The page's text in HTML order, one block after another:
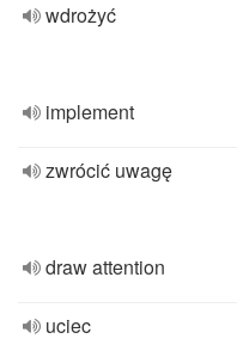
wdrożyć
implement
zwrócić uwagę
draw attention
uciec